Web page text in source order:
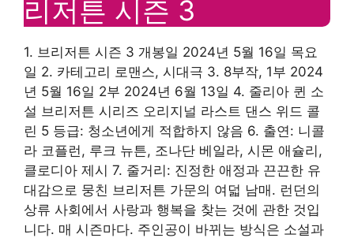
리저튼 시즌 3
1. 브리저튼 시즌 3 개봉일 2024년 5월 16일 목요
일 2. 카테고리 로맨스, 시대극 3. 8부작, 1부 2024
년 5월 16일 2부 2024년 6월 13일 4. 줄리아 퀸 소
설 브리저튼 시리즈 오리지널 라스트 댄스 위드 콜
린 5 등급: 청소년에게 적합하지 않음 6. 출연: 니콜
라 코플런, 루크 뉴튼, 조나단 베일라, 시몬 애슐리,
클로디아 제시 7. 줄거리: 진정한 애정과 끈끈한 유
대감으로 뭉친 브리저튼 가문의 여덟 남매. 런던의
상류 사회에서 사랑과 행복을 찾는 것에 관한 것입
니다. 매 시즌마다. 주인공이 바뀌는 방식은 소설과